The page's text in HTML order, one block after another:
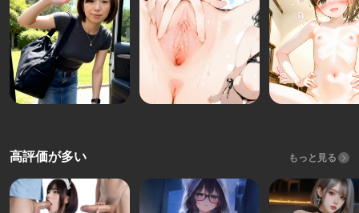
高評価が多い もっと見る